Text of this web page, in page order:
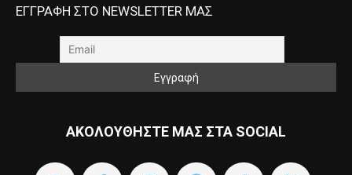
ΕΓΓΡΑΦΗ ΣΤΟ NEWSLETTER ΜΑΣ
ΑΚΟΛΟΥΘΗΣΤΕ ΜΑΣ ΣΤΑ SOCIAL